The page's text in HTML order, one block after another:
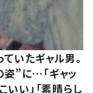
いたギャル男。
”に…「ギャッ
いい」「素晴らし